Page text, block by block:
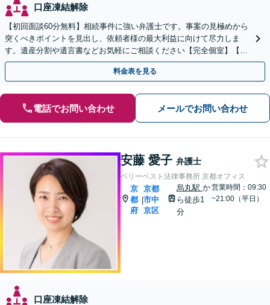
口座凍結解除
【初回面談60分無料】相続事件に強い弁護士です。事案の見極めから
突くべきポイントを見出し、依頼者様の最大利益に向けて尽力しま
す。遺産分割や遺言書などお気軽にご相談ください【完全個室】【丸
太町駅5分】
料金表を見る
電話でお問い合わせ メールでお問い合わせ
安藤 愛子 弁護士
ベリーベスト法律事務所 京都オフィス
京
都
府
|
京都
市中
京区
烏丸駅 か
ら徒歩1
分
営業時間：09:30
~21:00（平日）
口座凍結解除